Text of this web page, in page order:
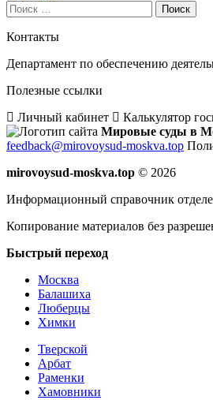
по
записям
Поиск
Контакты
Департамент по обеспечению
Полезные ссылки
Личный кабинет
Калькулятор
Мировые суды в
feedback@mirovoysud-moskva.top
mirovoysud-moskva.top © 2026
Информационный справочник
Копирование материалов без
Быстрый переход
Москва
Балашиха
Люберцы
Химки
Тверской
Арбат
Раменки
Хамовники